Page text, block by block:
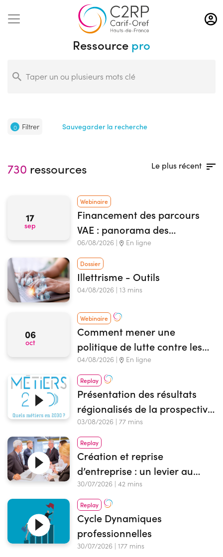
Aller
au
contenu
principal
Ressource pro
0 Filtrer Sauvegarder la recherche
730 ressources Le plus récent
17
sep
Webinaire
Financement des parcours
VAE : panorama des
dispositifs mobilisables
06/08/2026 | En ligne
Dossier
Illettrisme - Outils
04/08/2026 | 13 mins
06
oct
Webinaire
Comment mener une
politique de lutte contre les
violences sexistes et sexuelles
au sein des OF ?
04/08/2026 | En ligne
Replay
Présentation des résultats
régionalisés de la prospective
des métiers et qualifications
2030
03/08/2026 | 77 mins
Replay
Création et reprise
d’entreprise : un levier au
service de la reconversion des
actifs
30/07/2026 | 42 mins
Replay
Cycle Dynamiques
professionnelles
30/07/2026 | 177 mins